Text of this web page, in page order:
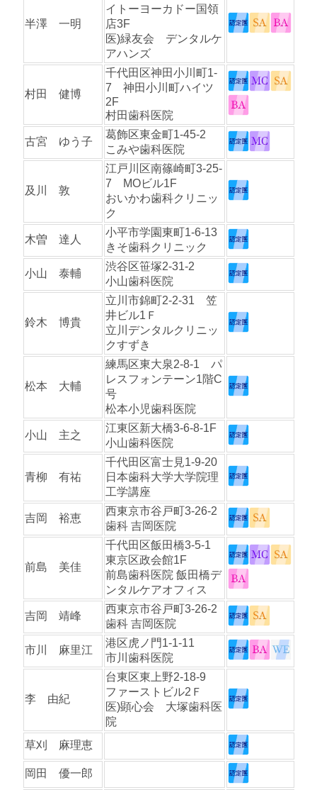
半澤 一明
イトーヨーカドー国領
店3F
医)緑友会 デンタルケ
アハンズ
村田 健博
千代田区神田小川町1-
7 神田小川町ハイツ
2F
村田歯科医院
古宮 ゆう子
葛飾区東金町1-45-2
こみや歯科医院
及川 敦
江戸川区南篠崎町3-25-
7 MOビル1F
おいかわ歯科クリニッ
ク
木曽 達人
小平市学園東町1-6-13
きそ歯科クリニック
小山 泰輔
渋谷区笹塚2-31-2
小山歯科医院
鈴木 博貴
立川市錦町2-2-31 笠
井ビル1Ｆ
立川デンタルクリニッ
クすずき
松本 大輔
練馬区東大泉2-8-1 パ
レスフォンテーン1階C
号
松本小児歯科医院
小山 主之
江東区新大橋3-6-8-1F
小山歯科医院
青柳 有祐
千代田区富士見1-9-20
日本歯科大学大学院理
工学講座
吉岡 裕恵
西東京市谷戸町3-26-2
歯科 吉岡医院
前島 美佳
千代田区飯田橋3-5-1
東京区政会館1F
前島歯科医院 飯田橋デ
ンタルケアオフィス
吉岡 靖峰
西東京市谷戸町3-26-2
歯科 吉岡医院
市川 麻里江
港区虎ノ門1-1-11
市川歯科医院
李 由紀
台東区東上野2-18-9
ファーストビル2Ｆ
医)顕心会 大塚歯科医
院
草刈 麻理恵
岡田 優一郎